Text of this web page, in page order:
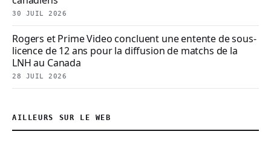
30 JUIL 2026
Rogers et Prime Video concluent une entente de sous-
licence de 12 ans pour la diffusion de matchs de la
LNH au Canada
28 JUIL 2026
AILLEURS SUR LE WEB